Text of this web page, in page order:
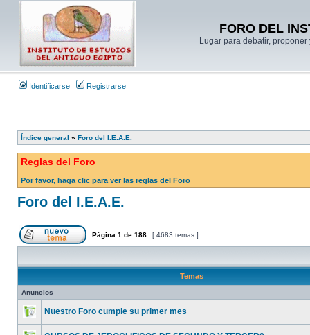
FORO DEL
Lugar para debatir,
Identificarse Registrarse
Índice general » Foro del I.E.A.E.
Reglas del Foro
Por favor, haga clic para ver las reglas del Foro
Foro del I.E.A.E.
Página 1 de 188 [ 4683 temas ]
Temas
Anuncios
Nuestro Foro cumple su primer mes